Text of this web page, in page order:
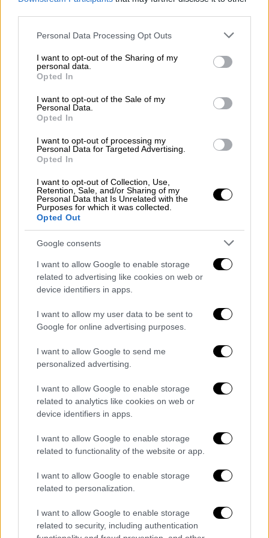
Please note that this website/app uses one or more Google
not limited to your visit or usage behaviour. You may click to
grant or deny consent to Google and its third-party tags to
use your data for below specified purposes in below Google
consent section.
Personal Data Processing Opt Outs
I want to opt-out of the Sharing of my
personal data.
Opted In
I want to opt-out of the Sale of my
Personal Data.
Opted In
I want to opt-out of processing my
Personal Data for Targeted Advertising.
Opted In
I want to opt-out of Collection, Use,
Retention, Sale, and/or Sharing of my
Personal Data that Is Unrelated with the
Purposes for which it was collected.
Opted Out
Google consents
I want to allow Google to enable storage
related to advertising like cookies on web or
device identifiers in apps.
I want to allow my user data to be sent to
Google for online advertising purposes.
I want to allow Google to send me
personalized advertising.
I want to allow Google to enable storage
related to analytics like cookies on web or
device identifiers in apps.
I want to allow Google to enable storage
related to functionality of the website or app.
I want to allow Google to enable storage
related to personalization.
I want to allow Google to enable storage
related to security, including authentication
αντιδιαστολή με τα όσα δήλωσε η
κυβέρνηση της Ρωσίας, μέσω διαρροών,
αφού δεν έχει υπάρχει προς το παρόν
επίσημες δηλώσεις. Η Μόσχα επιμένει πως
δεν υπήρξε πρότερος σχεδιασμός της
επίθεσης, και αποδίδουν τα όσα συνέβησαν
στη χρήση εξοπλισμού ηλεκτρονικού
video
«Μια ανάσα από τη στρατιωτική
σύγκρουση»
Υπενθυμίζεται πως σύμφωνα με τον
Guardianμετά το συγκεκριμένο περιστατικό,
χώρες του ΝΑΤΟ έχουν υποβάλει
συγκεκριμένες προτάσεις για τηνενίσχυση
της αεράμυνας της χώρας. Η Μεγάλη
Βρετανία εξετάζει το ενδεχόμενο να στείλει
μαχητικά αεροσκάφη Typhoon, στο πλαίσιο
μιας ενισχυμένης αποστολής εναέριας
αστυνόμευσης, με στόχο την προστασία της